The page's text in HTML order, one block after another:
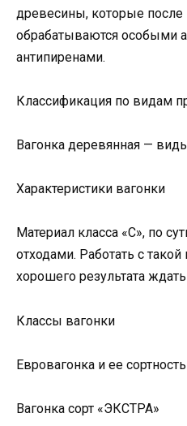
древесины, которые
обрабатываются особыми
антипиренами.
Классификация по видам
Вагонка деревянная —
Характеристики вагонки
Материал класса «С», по
отходами. Работать с
хорошего результата
Классы вагонки
Евровагонка и ее сортность
Вагонка сорт «ЭКСТРА»